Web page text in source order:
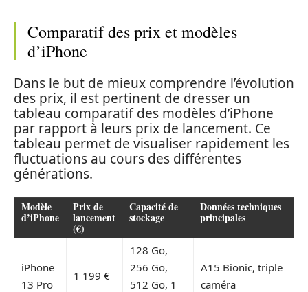
Comparatif des prix et modèles
d’iPhone
Dans le but de mieux comprendre l’évolution
des prix, il est pertinent de dresser un
tableau comparatif des modèles d’iPhone
par rapport à leurs prix de lancement. Ce
tableau permet de visualiser rapidement les
fluctuations au cours des différentes
générations.
Modèle
d’iPhone
Prix de
lancement
(€)
Capacité de
stockage
Données techniques
principales
iPhone
13 Pro
1 199 €
128 Go,
256 Go,
512 Go, 1
A15 Bionic, triple
caméra